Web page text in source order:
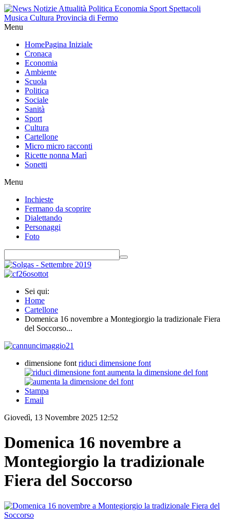
Menu
HomePagina Iniziale
Cronaca
Economia
Ambiente
Scuola
Politica
Sociale
Sanità
Sport
Cultura
Cartellone
Micro micro racconti
Ricette nonna Marì
Sonetti
Menu
Inchieste
Fermano da scoprire
Dialettando
Personaggi
Foto
Sei qui:
Home
Cartellone
Domenica 16 novembre a Montegiorgio la tradizionale Fiera
del Soccorso...
dimensione font riduci dimensione font
aumenta la dimensione del font
Stampa
Email
Giovedì, 13 Novembre 2025 12:52
Domenica 16 novembre a
Montegiorgio la tradizionale
Fiera del Soccorso